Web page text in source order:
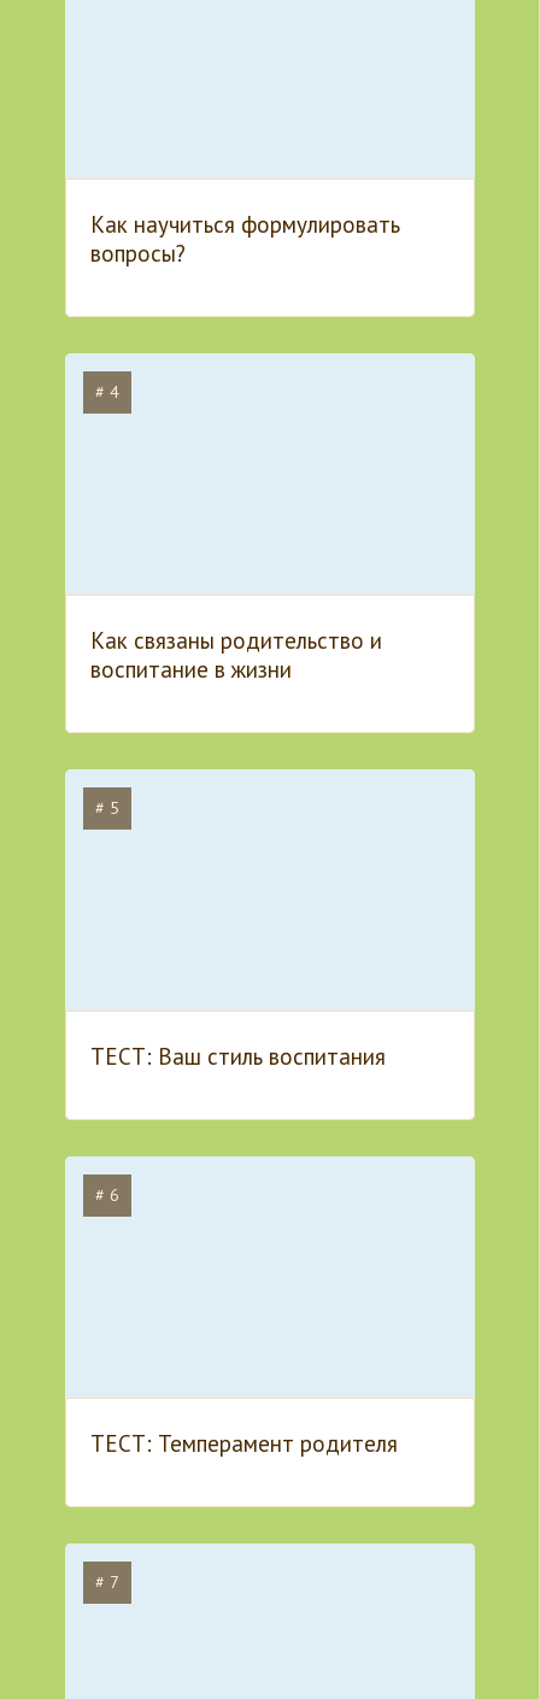
Как научиться формулировать
вопросы?
# 4
Как связаны родительство и
воспитание в жизни
# 5
ТЕСТ: Ваш стиль воспитания
# 6
ТЕСТ: Темперамент родителя
# 7